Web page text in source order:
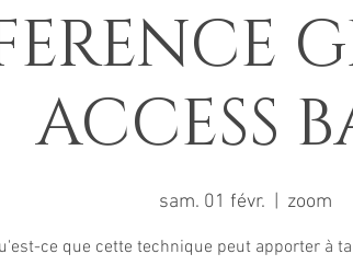
ACCESS
sam. 01 févr. zoom
ce que cette technique peut apporter à